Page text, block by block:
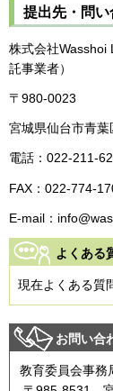
提出先・問い
株式会社Wasshoi
託事業者）
〒980-0023
宮城県仙台市青
電話：022-211-
FAX：022-774-
E-mail：
よくある
現在よくある質
お問い合
教育委員会事務